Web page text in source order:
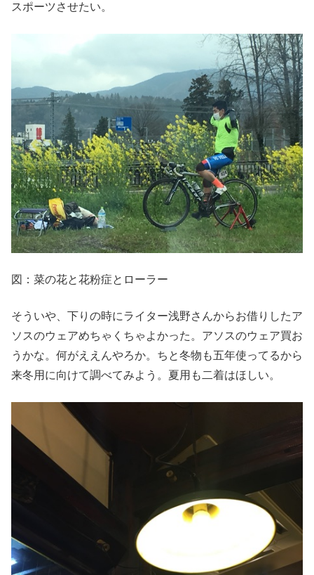
スポーツさせたい。
図：菜の花と花粉症とローラー
そういや、下りの時にライター浅野さんからお借りしたア
ソスのウェアめちゃくちゃよかった。アソスのウェア買お
うかな。何がええんやろか。ちと冬物も五年使ってるから
来冬用に向けて調べてみよう。夏用も二着はほしい。